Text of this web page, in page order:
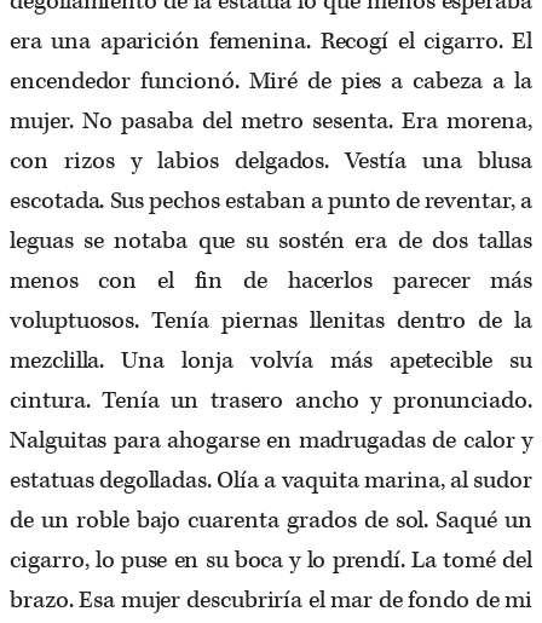
era una aparición femenina. Recogí el cigarro. El
encendedor funcionó. Miré de pies a cabeza a la
mujer. No pasaba del metro sesenta. Era morena,
con rizos y labios delgados. Vestía una blusa
escotada. Sus pechos estaban a punto de reventar, a
leguas se notaba que su sostén era de dos tallas
menos con el fin de hacerlos parecer más
voluptuosos. Tenía piernas llenitas dentro de la
mezclilla. Una lonja volvía más apetecible su
cintura. Tenía un trasero ancho y pronunciado.
Nalguitas para ahogarse en madrugadas de calor y
estatuas degolladas. Olía a vaquita marina, al sudor
de un roble bajo cuarenta grados de sol. Saqué un
cigarro, lo puse en su boca y lo prendí. La tomé del
brazo. Esa mujer descubriría el mar de fondo de mi